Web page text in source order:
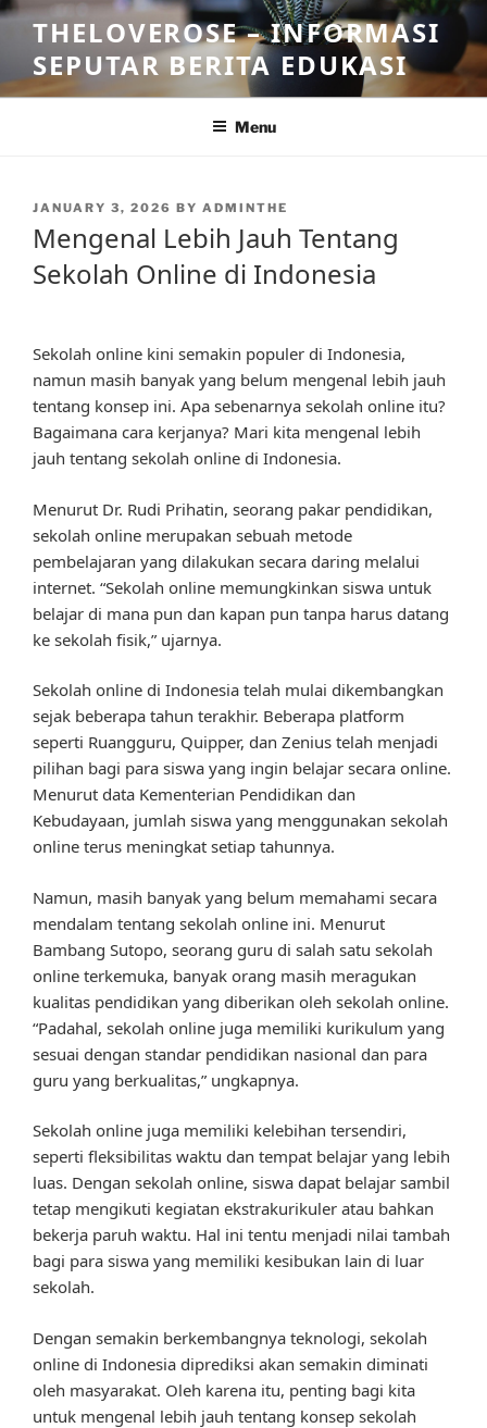
Skip
content
THELOVEROSE – INFORMASI
SEPUTAR BERITA EDUKASI
Menu
POSTED
JANUARY 3, 2026 BY ADMINTHE
Mengenal Lebih Jauh Tentang
Sekolah Online di Indonesia
Sekolah online kini semakin populer di Indonesia,
namun masih banyak yang belum mengenal lebih jauh
tentang konsep ini. Apa sebenarnya sekolah online itu?
Bagaimana cara kerjanya? Mari kita mengenal lebih
jauh tentang sekolah online di Indonesia.
Menurut Dr. Rudi Prihatin, seorang pakar pendidikan,
sekolah online merupakan sebuah metode
pembelajaran yang dilakukan secara daring melalui
internet. “Sekolah online memungkinkan siswa untuk
belajar di mana pun dan kapan pun tanpa harus datang
ke sekolah fisik,” ujarnya.
Sekolah online di Indonesia telah mulai dikembangkan
sejak beberapa tahun terakhir. Beberapa platform
seperti Ruangguru, Quipper, dan Zenius telah menjadi
pilihan bagi para siswa yang ingin belajar secara online.
Menurut data Kementerian Pendidikan dan
Kebudayaan, jumlah siswa yang menggunakan sekolah
online terus meningkat setiap tahunnya.
Namun, masih banyak yang belum memahami secara
mendalam tentang sekolah online ini. Menurut
Bambang Sutopo, seorang guru di salah satu sekolah
online terkemuka, banyak orang masih meragukan
kualitas pendidikan yang diberikan oleh sekolah online.
“Padahal, sekolah online juga memiliki kurikulum yang
sesuai dengan standar pendidikan nasional dan para
guru yang berkualitas,” ungkapnya.
Sekolah online juga memiliki kelebihan tersendiri,
seperti fleksibilitas waktu dan tempat belajar yang lebih
luas. Dengan sekolah online, siswa dapat belajar sambil
tetap mengikuti kegiatan ekstrakurikuler atau bahkan
bekerja paruh waktu. Hal ini tentu menjadi nilai tambah
bagi para siswa yang memiliki kesibukan lain di luar
sekolah.
Dengan semakin berkembangnya teknologi, sekolah
online di Indonesia diprediksi akan semakin diminati
oleh masyarakat. Oleh karena itu, penting bagi kita
untuk mengenal lebih jauh tentang konsep sekolah